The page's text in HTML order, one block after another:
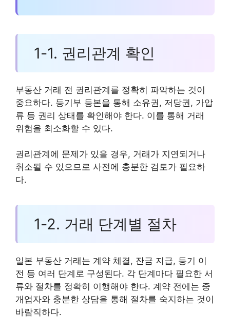
1-1. 권리관계 확인
부동산 거래 전 권리관계를 정확히 파악하는 것이
중요하다. 등기부 등본을 통해 소유권, 저당권, 가압
류 등 권리 상태를 확인해야 한다. 이를 통해 거래
위험을 최소화할 수 있다.
권리관계에 문제가 있을 경우, 거래가 지연되거나
취소될 수 있으므로 사전에 충분한 검토가 필요하
다.
1-2. 거래 단계별 절차
일본 부동산 거래는 계약 체결, 잔금 지급, 등기 이
전 등 여러 단계로 구성된다. 각 단계마다 필요한 서
류와 절차를 정확히 이행해야 한다. 계약 전에는 중
개업자와 충분한 상담을 통해 절차를 숙지하는 것이
바람직하다.